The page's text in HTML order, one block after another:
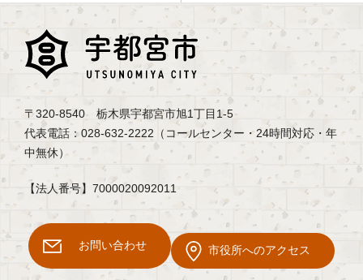
〒320-8540 栃木県宇都宮市旭1丁目1-5
代表電話：028-632-2222（コールセンター・24時間対応・年
中無休）
【法人番号】7000020092011
お問い合わせ 市役所へのアクセス